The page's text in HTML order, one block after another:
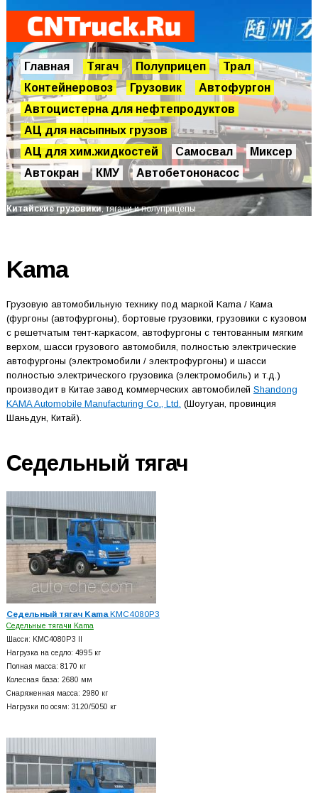
Главная Тягач Полуприцеп
Трал
Контейнеровоз
Грузовик
Автофургон
Автоцистерна для нефтепродуктов
АЦ для насыпных грузов
АЦ для хим.жидкостей
Самосвал
Миксер
Автокран
КМУ Автобетононасос
Китайские грузовики, тягачи и полуприцепы
Kama
Грузовую автомобильную технику под маркой Kama / Кама
(фургоны (автофургоны), бортовые грузовики, грузовики с кузовом
с решетчатым тент-каркасом, автофургоны с тентованным мягким
верхом, шасси грузового автомобиля, полностью электрические
автофургоны (электромобили / электрофургоны) и шасси
полностью электрического грузовика (электромобиль) и т.д.)
производит в Китае завод коммерческих автомобилей Shandong
KAMA Automobile Manufacturing Co., Ltd. (Шоугуан, провинция
Шаньдун, Китай).
Седельный тягач
Седельный тягач KamaKMC4080P3
Седельные тягачи Kama
Шасси: KMC4080P3 II
Нагрузка на седло: 4995 кг
Полная масса: 8170 кг
Колесная база: 2680 мм
Снаряженная масса: 2980 кг
Нагрузки по осям: 3120/5050 кг